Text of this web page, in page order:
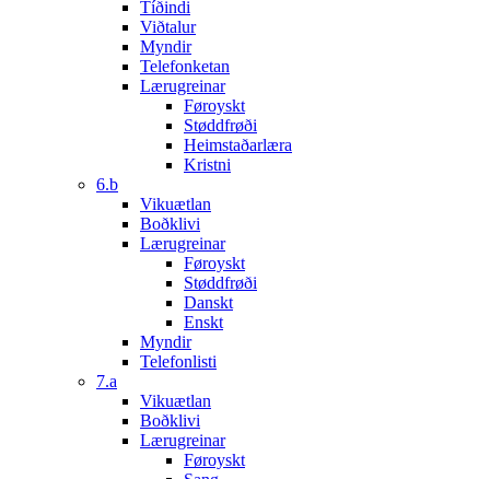
Tíðindi
Viðtalur
Myndir
Telefonketan
Lærugreinar
Føroyskt
Støddfrøði
Heimstaðarlæra
Kristni
6.b
Vikuætlan
Boðklivi
Lærugreinar
Føroyskt
Støddfrøði
Danskt
Enskt
Myndir
Telefonlisti
7.a
Vikuætlan
Boðklivi
Lærugreinar
Føroyskt